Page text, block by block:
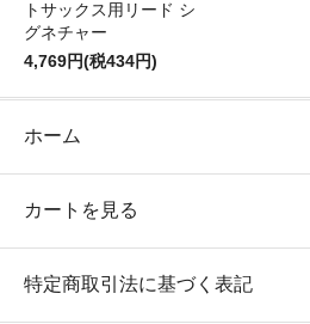
トサックス用リード シ
グネチャー
4,769円(税434円)
ホーム
カートを見る
特定商取引法に基づく表記